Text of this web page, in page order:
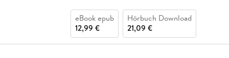
eBook epub
12,99 €
Hörbuch Download
21,09 €